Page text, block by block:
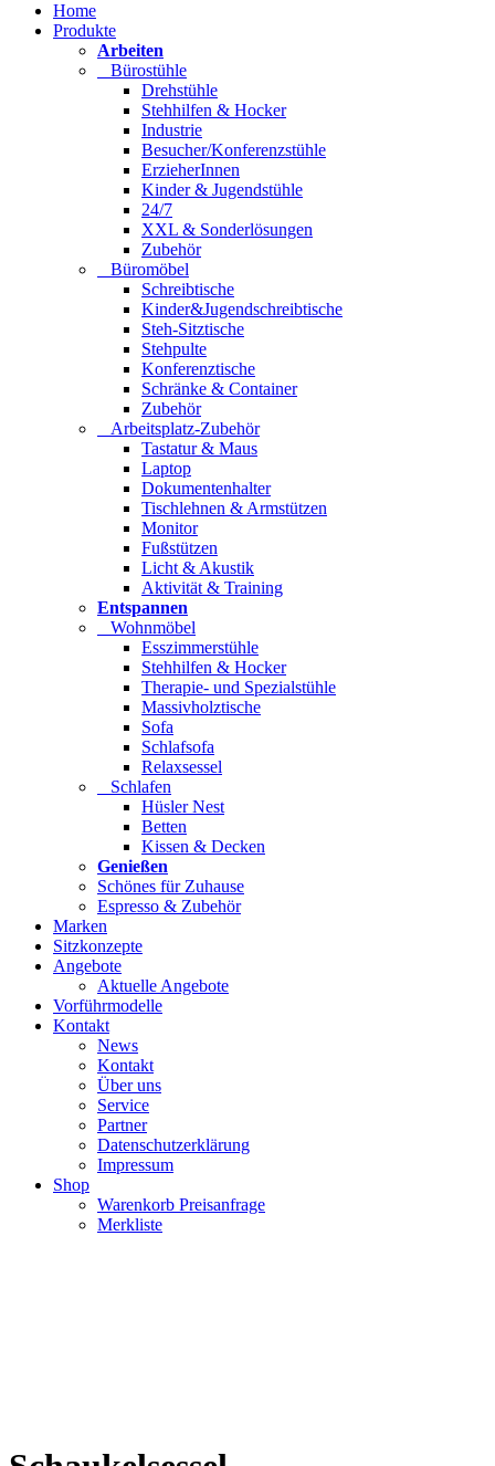
Home
Produkte
Arbeiten
Bürostühle
Drehstühle
Stehhilfen & Hocker
Industrie
Besucher/Konferenzstühle
ErzieherInnen
Kinder & Jugendstühle
24/7
XXL & Sonderlösungen
Zubehör
Büromöbel
Schreibtische
Kinder&Jugendschreibtische
Steh-Sitztische
Stehpulte
Konferenztische
Schränke & Container
Zubehör
Arbeitsplatz-Zubehör
Tastatur & Maus
Laptop
Dokumentenhalter
Tischlehnen & Armstützen
Monitor
Fußstützen
Licht & Akustik
Aktivität & Training
Entspannen
Wohnmöbel
Esszimmerstühle
Stehhilfen & Hocker
Therapie- und Spezialstühle
Massivholztische
Sofa
Schlafsofa
Relaxsessel
Schlafen
Hüsler Nest
Betten
Kissen & Decken
Genießen
Schönes für Zuhause
Espresso & Zubehör
Marken
Sitzkonzepte
Angebote
Aktuelle Angebote
Vorführmodelle
Kontakt
News
Kontakt
Über uns
Service
Partner
Datenschutzerklärung
Impressum
Shop
Warenkorb Preisanfrage
Merkliste